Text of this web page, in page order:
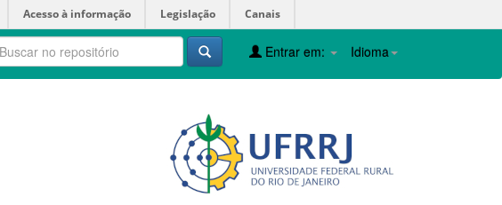
Acesso à informação Legislação Canais
Idioma
Entrar em: